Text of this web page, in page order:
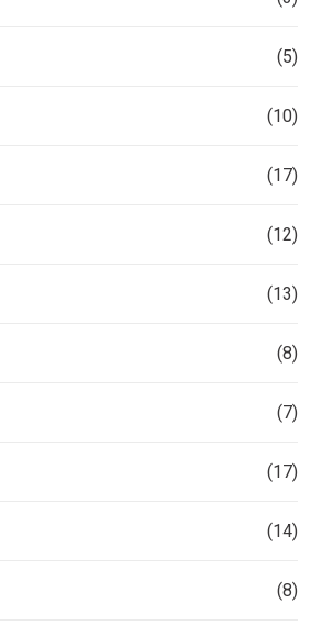
(5)
(10)
(17)
(12)
(13)
(8)
(7)
(17)
(14)
(8)